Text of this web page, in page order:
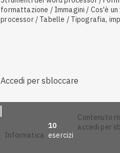
formattazione / Immagini / Cos'è un word
processor / Tabelle / Tipografia,
Accedi per sbloccare
informatica
10
esercizi
contenuto riservato:
accedi per